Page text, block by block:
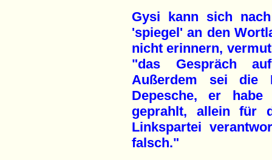
Gysi kann sich
'spiegel' an den
nicht erinnern,
"das Gespräch
Außerdem sei die
Depesche, er habe
geprahlt, allein für
Linkspartei
falsch."